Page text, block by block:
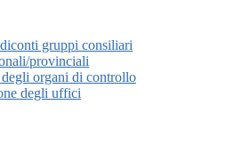
gruppi consiliari
provinciali
organi di controllo
degli uffici